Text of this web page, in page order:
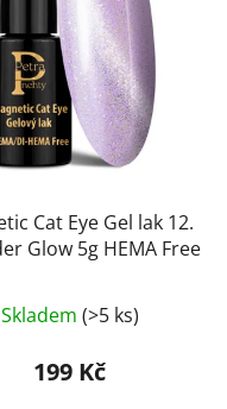
Cat Eye Gel lak 12.
Glow 5g HEMA Free
Skladem (>5 ks)
199 Kč